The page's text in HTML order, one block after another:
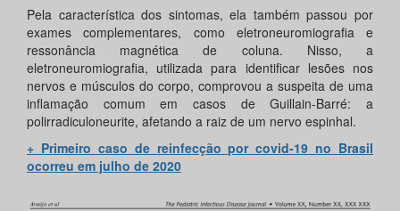
Pela característica dos sintomas, ela também passou por
exames complementares, como eletroneuromiografia e
ressonância magnética de coluna. Nisso, a
eletroneuromiografia, utilizada para identificar lesões nos
nervos e músculos do corpo, comprovou a suspeita de uma
inflamação comum em casos de Guillain-Barré: a
polirradiculoneurite, afetando a raiz de um nervo espinhal.
+ Primeiro caso de reinfecção por covid-19 no Brasil
ocorreu em julho de 2020